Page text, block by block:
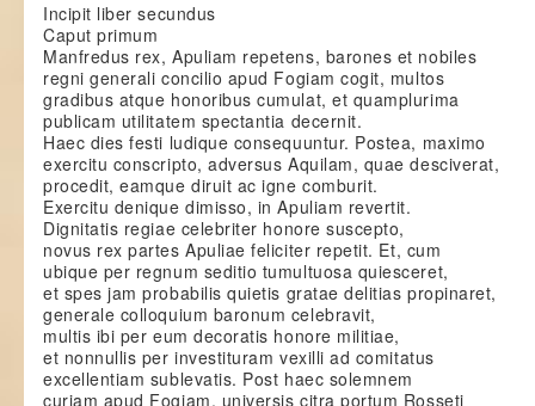
Incipit liber secundus
Caput primum
Manfredus rex, Apuliam repetens, barones et nobiles
regni generali concilio apud Fogiam cogit, multos
gradibus atque honoribus cumulat, et quamplurima
publicam utilitatem spectantia decernit.
Haec dies festi ludique consequuntur. Postea, maximo
exercitu conscripto, adversus Aquilam, quae desciverat,
procedit, eamque diruit ac igne comburit.
Exercitu denique dimisso, in Apuliam revertit.
Dignitatis regiae celebriter honore suscepto,
novus rex partes Apuliae feliciter repetit. Et, cum
ubique per regnum seditio tumultuosa quiesceret,
et spes jam probabilis quietis gratae delitias propinaret,
generale colloquium baronum celebravit,
multis ibi per eum decoratis honore militiae,
et nonnullis per investituram vexilli ad comitatus
excellentiam sublevatis. Post haec solemnem
curiam apud Fogiam, universis citra portum Rosseti